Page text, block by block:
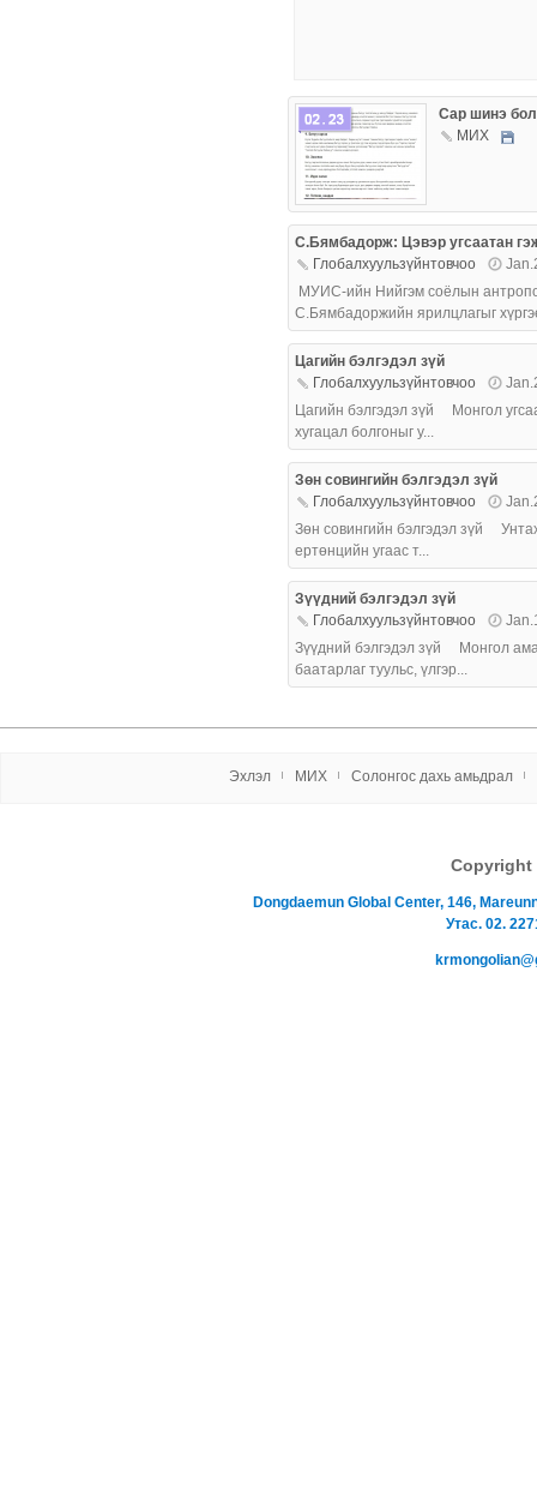
more
Сар шинэ
МИX
С.Бямбадорж: Цэвэр угсаатан
Глобалхуульзүйнтовчоо
МУИС-ийн Нийгэм соёлын
С.Бямбадоржийн ярилцлагыг
Цагийн бэлгэдэл зүй
Глобалхуульзүйнтовчоо
Цагийн бэлгэдэл зүй Монгол
хугацал болгоныг у...
Зөн совингийн бэлгэдэл зүй
Глобалхуульзүйнтовчоо
Зөн совингийн бэлгэдэл зүй
ертөнцийн угаас т...
Зүүдний бэлгэдэл зүй
Глобалхуульзүйнтовчоо
Зүүдний бэлгэдэл зүй Монгол
баатарлаг туульс, үлгэр...
Эxлэл МИX Солонгос даxь амьдрал
Copyright
Dongdaemun Global Center, 146,
Утас. 02.